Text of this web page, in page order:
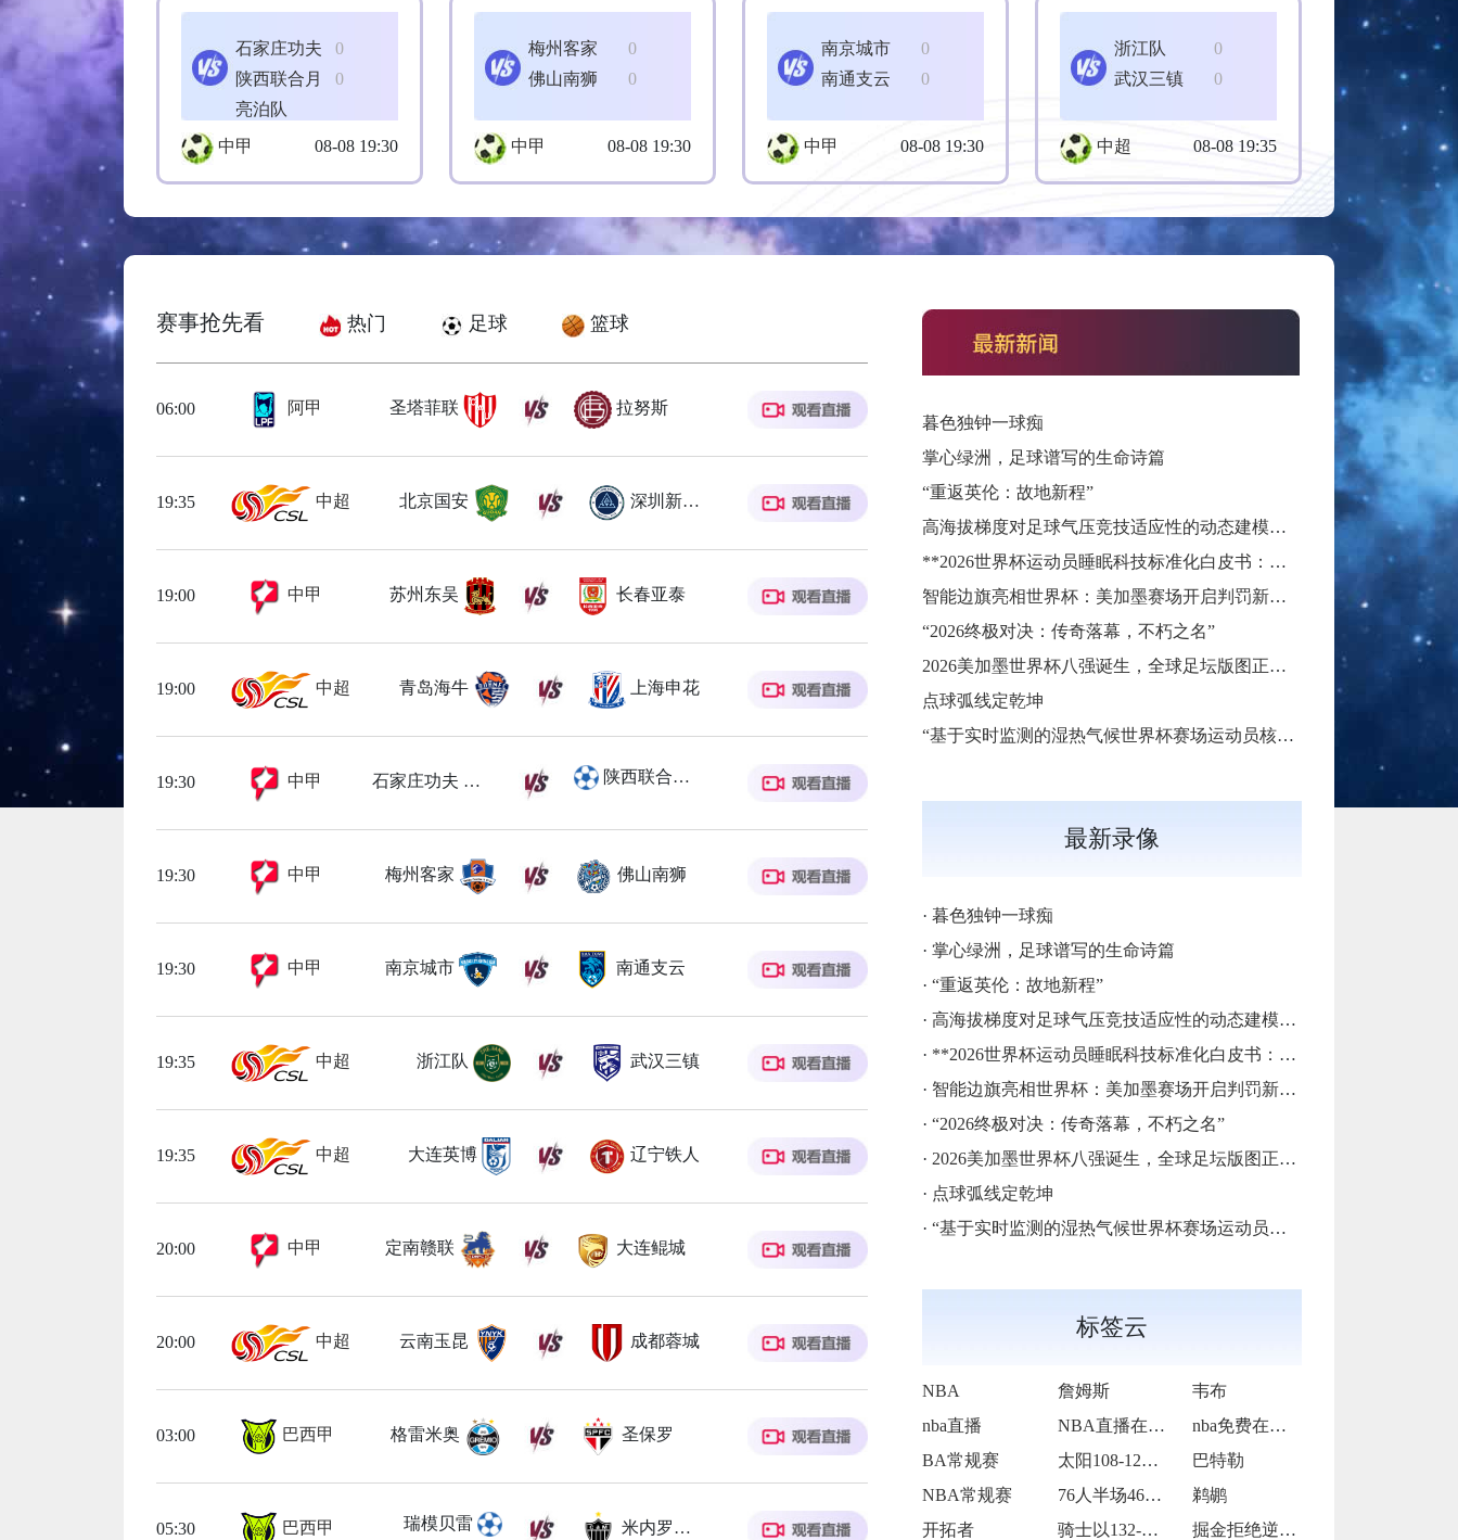
0
石家庄功夫
0
陕西联合月
亮泊队
中甲
08-08 19:30
0
梅州客家
0
佛山南狮
中甲 08-08 19:30
0
南京城市
0
南通支云
中甲 08-08 19:30
0
浙江队
0
武汉三镇
中超 08-08 19:35
赛事抢先看 热门 足球 篮球
06:00 阿甲 圣塔菲联 拉努斯
19:35 中超 北京国安 深圳新鹏城
19:00 中甲 苏州东吴 长春亚泰
19:00 中超 青岛海牛 上海申花
19:30 中甲 石家庄功夫 陕西联合月亮泊队
19:30 中甲 梅州客家 佛山南狮
19:30 中甲 南京城市 南通支云
19:35 中超 浙江队 武汉三镇
19:35 中超 大连英博 辽宁铁人
20:00 中甲 定南赣联 大连鲲城
20:00 中超 云南玉昆 成都蓉城
03:00 巴西甲 格雷米奥 圣保罗
05:30 巴西甲 瑞模贝雷 米内罗竞技
暮色独钟一球痴
掌心绿洲，足球谱写的生命诗篇
“重返英伦：故地新程”
高海拔梯度对足球气压竞技适应性的动态建模与优化——基于墨西哥三城的实证分析
**2026世界杯运动员睡眠科技标准化白皮书：智能穿戴监测标准与认证体系框架**
智能边旗亮相世界杯：美加墨赛场开启判罚新篇章
“2026终极对决：传奇落幕，不朽之名”
2026美加墨世界杯八强诞生，全球足坛版图正被重新定义
点球弧线定乾坤
“基于实时监测的湿热气候世界杯赛场运动员核心体温动态预警模型构建”
最新录像
· 暮色独钟一球痴
· 掌心绿洲，足球谱写的生命诗篇
· “重返英伦：故地新程”
· 高海拔梯度对足球气压竞技适应性的动态建模与优化——基于墨西哥三城的实证分析
· **2026世界杯运动员睡眠科技标准化白皮书：智能穿戴监测标准与认证体系框架**
· 智能边旗亮相世界杯：美加墨赛场开启判罚新篇章
· “2026终极对决：传奇落幕，不朽之名”
· 2026美加墨世界杯八强诞生，全球足坛版图正被重新定义
· 点球弧线定乾坤
· “基于实时监测的湿热气候世界杯赛场运动员核心体温动态预警模型构建”
标签云
NBA 詹姆斯
韦布
nba直播
NBA直播在线观看
nba免费在线高清直播
BA常规赛
太阳108-126不敌步行者
巴特勒
NBA常规赛
76人半场46-42领先太阳
鹈鹕
开拓者
骑士以132-126战胜猛龙
掘金拒绝逆转主场124-105击败篮网